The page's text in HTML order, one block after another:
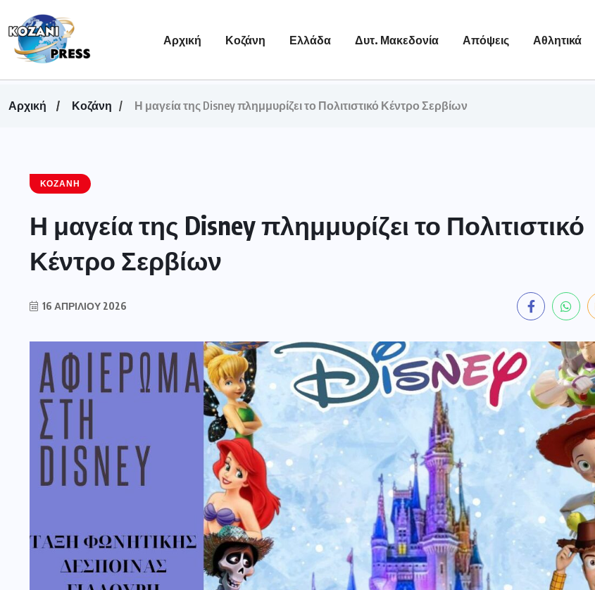
Αρχική Κοζάνη Ελλάδα Δυτ. Μακεδονία Απόψεις Αθλητικά
Αρχική Κοζάνη Η μαγεία της Disney πλημμυρίζει το Πολιτιστικό Κέντρο Σερβίων
ΚΟΖΆΝΗ
Η μαγεία της Disney πλημμυρίζει το Πολιτιστικό
Κέντρο Σερβίων
16 ΑΠΡΙΛΊΟΥ 2026